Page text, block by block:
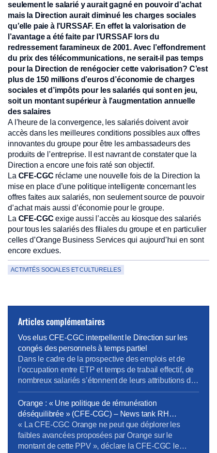
seulement le salarié y aurait gagné en pouvoir d’achat
mais la Direction aurait diminué les charges sociales
qu’elle paie à l’URSSAF. En effet la valorisation de
l’avantage a été faite par l’URSSAF lors du
redressement faramineux de 2001. Avec l’effondrement
du prix des télécommunications, ne serait-il pas temps
pour la Direction de renégocier cette valorisation? C’est
plus de 150 millions d’euros d’économie de charges
sociales et d’impôts pour les salariés qui sont en jeu,
soit un montant supérieur à l’augmentation annuelle
des salaires
A l’heure de la convergence, les salariés doivent avoir
accès dans les meilleures conditions possibles aux offres
innovantes du groupe pour être les ambassadeurs des
produits de l’entreprise. lI est navrant de constater que la
Direction a encore une fois raté son objectif.
La CFE-CGC réclame une nouvelle fois de la Direction la
mise en place d’une politique intelligente concernant les
offres faites aux salariés, non seulement source de pouvoir
d’achat mais aussi d’économie pour le groupe.
La CFE-CGC exige aussi l’accès au kiosque des salariés
pour tous les salariés des filiales du groupe et en particulier
celles d’Orange Business Services qui aujourd’hui en sont
encore exclues.
ACTIVITÉS SOCIALES ET CULTURELLES
Articles complémentaires
Vos elus CFE-CGC interpellent le Direction sur les
congés des personnels à temps partiel
Dans le cadre de la prospective des emplois et de
l’occupation entre ETP et temps de trabail effectif, de
nombreux salariés s’étonnent de leurs attributions de
jour de congés. En effet pour pouvoir passer en temps
partiel, il est important d’en connaître toutes les règles
RH notamment les conséquences sur la paye, les
ICPC, la […]
Orange : « Une politique de rémunération
déséquilibrée » (CFE-CGC) – News tank RH
management
« La CFE-CGC Orange ne peut que déplorer les
faibles avancées proposées par Orange sur le
montant de cette PPV », déclare la CFE-CGC le